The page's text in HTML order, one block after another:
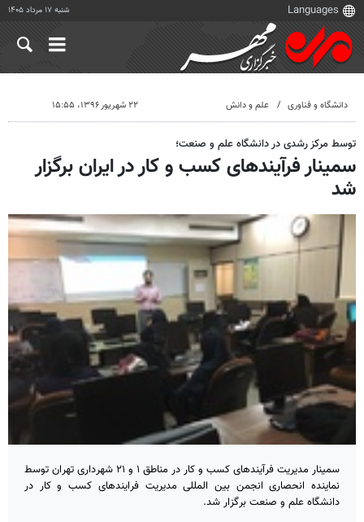
شنبه ۱۷ مرداد ۱۴۰۵
دانشگاه و فناوری علم و دانش ۲۲ شهریور ۱۳۹۶، ۱۵:۵۵
توسط مرکز رشدی در دانشگاه علم و صنعت؛
سمینار فرآیندهای کسب و کار در ایران برگزار
شد
سمینار مدیریت فرآیندهای کسب و کار در مناطق ۱ و ۲۱ شهرداری تهران توسط
نماینده انحصاری انجمن بین المللی مدیریت فرایندهای کسب و کار در
دانشگاه علم و صنعت برگزار شد.